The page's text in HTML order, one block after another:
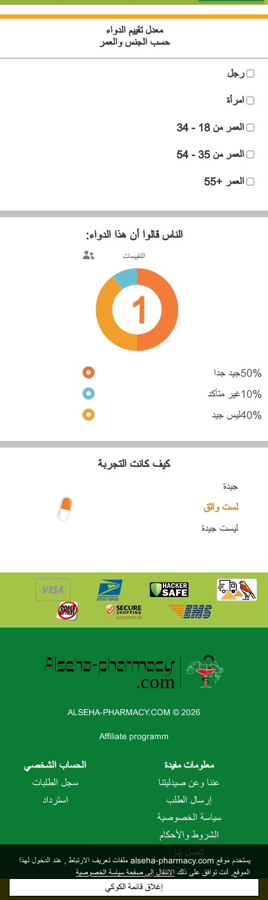
معدل تقييم الدواء
حسب الجنس والعمر
رجل
امرأة
العمر من 18 - 34
العمر من 35 - 54
العمر +55
الناس قالوا أن هذا الدواء:
التقييمات
1
جيد جدا50%
غير متأكد10%
ليس جيد40%
كيف كانت التجربة
جيدة
لست واثق
ليست جيدة
ALSEHA-PHARMACY.COM © 2026
Affiliate programm
معلومات مفيدة
عننا وعن صيدليتنا
إرسال الطلب
سياسة الخصوصية
الشروط والأحكام
اتصل بنا
الحساب الشخصي
سجل الطلبات
استرداد
يستخدم موقع alseha-pharmacy.com ملفات تعريف الارتباط
, عند الدخول لهذا
الموفع, أنت توافق على ذلك الانتقال إلى صفحة سياسة الخصوصية
إغلاق قائمة الكوكي